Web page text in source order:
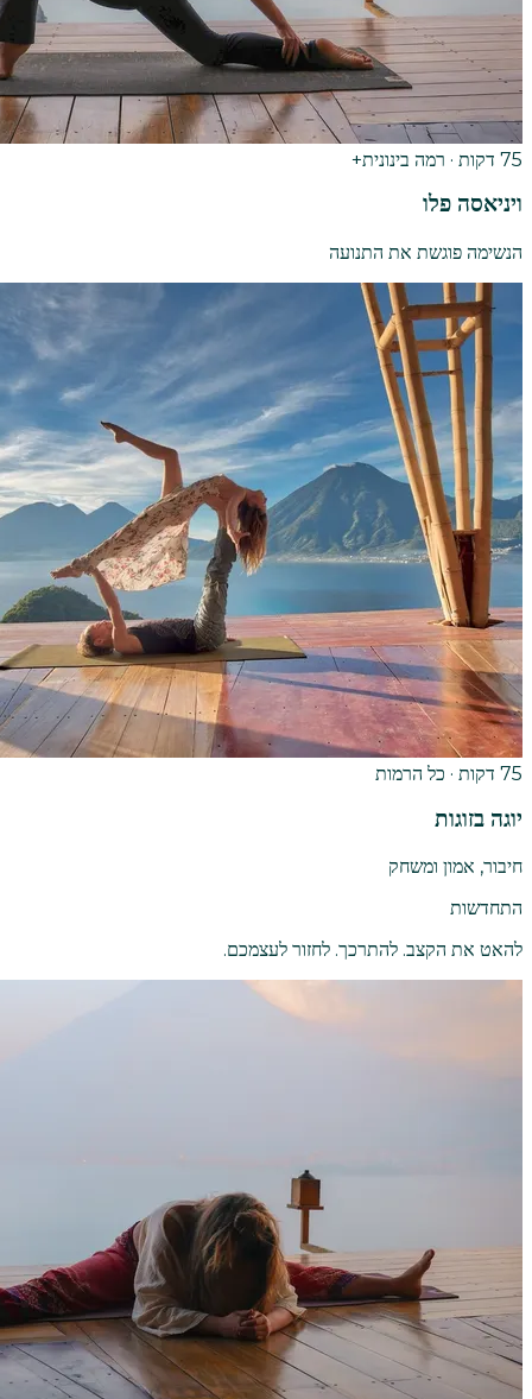
75 דקות · רמה בינונית+
ויניאסה פלו
הנשימה פוגשת את התנועה
75 דקות · כל הרמות
יוגה בזוגות
חיבור, אמון ומשחק
התחדשות
להאט את הקצב. להתרכך. לחזור לעצמכם.